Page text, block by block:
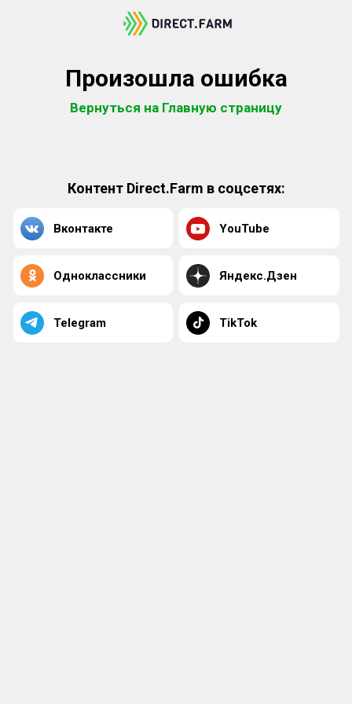
Произошла ошибка
Вернуться на Главную страницу
Контент Direct.Farm в соцсетях:
Вконтакте YouTube
Одноклассники Яндекс.Дзен
Telegram TikTok